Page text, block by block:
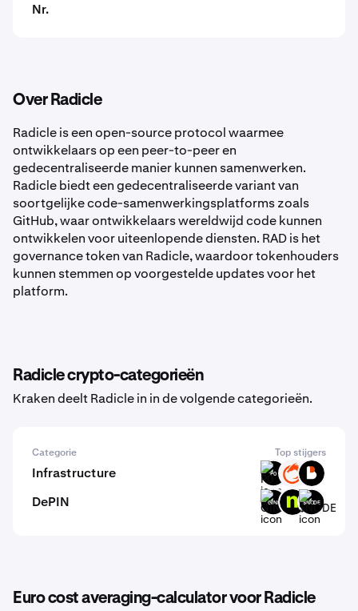
Nr.
Over Radicle
Radicle is een open-source protocol waarmee
ontwikkelaars op een peer-to-peer en
gedecentraliseerde manier kunnen samenwerken.
Radicle biedt een gedecentraliseerde variant van
soortgelijke code-samenwerkingsplatforms zoals
GitHub, waar ontwikkelaars wereldwijd code kunnen
ontwikkelen voor uiteenlopende diensten. RAD is het
governance token van Radicle, waardoor tokenhouders
kunnen stemmen op voorgestelde updates voor het
platform.
Radicle crypto-categorieën
Kraken deelt Radicle in in de volgende categorieën.
Categorie Top stijgers
Infrastructure P0 ON BICO
DePIN GINI NTMPI $NODE
Euro cost averaging-calculator voor Radicle